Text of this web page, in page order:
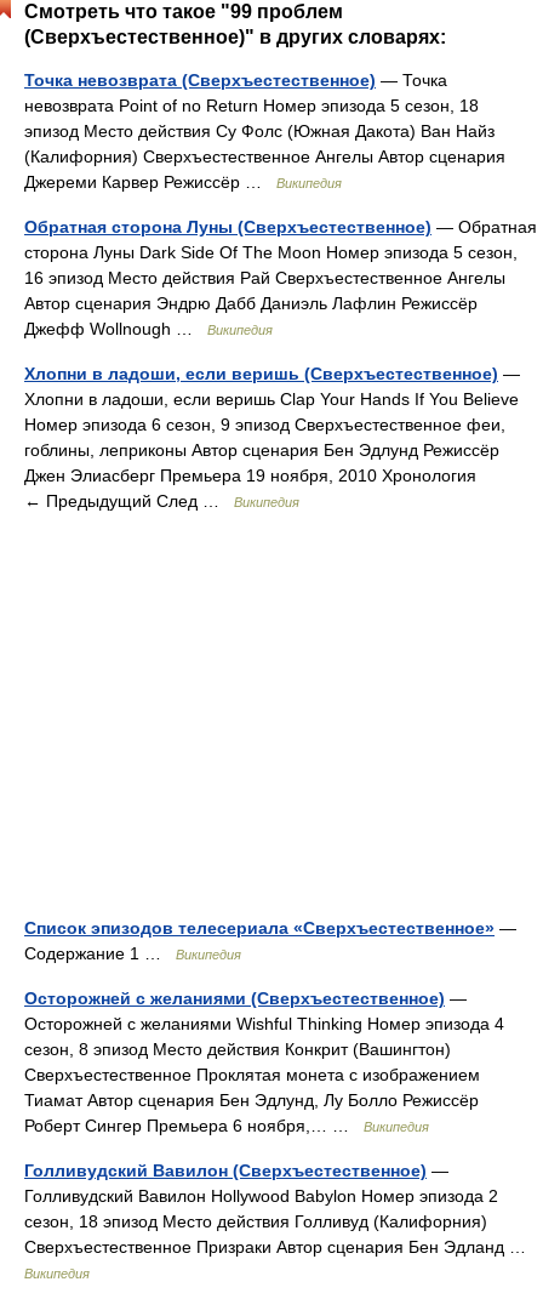
Смотреть что такое "99 проблем
(Сверхъестественное)" в других словарях:
Точка невозврата (Сверхъестественное) — Точка
невозврата Point of no Return Номер эпизода 5 сезон, 18
эпизод Место действия Су Фолс (Южная Дакота) Ван Найз
(Калифорния) Сверхъестественное Ангелы Автор сценария
Джереми Карвер Режиссёр …
Википедия
Обратная сторона Луны (Сверхъестественное) — Обратная
сторона Луны Dark Side Of The Moon Номер эпизода 5 сезон,
16 эпизод Место действия Рай Сверхъестественное Ангелы
Автор сценария Эндрю Дабб Даниэль Лафлин Режиссёр
Джефф Wollnough …
Википедия
Хлопни в ладоши, если веришь (Сверхъестественное) —
Хлопни в ладоши, если веришь Clap Your Hands If You Believe
Номер эпизода 6 сезон, 9 эпизод Сверхъестественное феи,
гоблины, леприконы Автор сценария Бен Эдлунд Режиссёр
Джен Элиасберг Премьера 19 ноября, 2010 Хронология
← Предыдущий След …
Википедия
Список эпизодов телесериала «Сверхъестественное» —
Содержание 1 …
Википедия
Осторожней с желаниями (Сверхъестественное) —
Осторожней с желаниями Wishful Thinking Номер эпизода 4
сезон, 8 эпизод Место действия Конкрит (Вашингтон)
Сверхъестественное Проклятая монета с изображением
Тиамат Автор сценария Бен Эдлунд, Лу Болло Режиссёр
Роберт Сингер Премьера 6 ноября,… …
Википедия
Голливудский Вавилон (Сверхъестественное) —
Голливудский Вавилон Hollywood Babylon Номер эпизода 2
сезон, 18 эпизод Место действия Голливуд (Калифорния)
Сверхъестественное Призраки Автор сценария Бен Эдланд …
Википедия